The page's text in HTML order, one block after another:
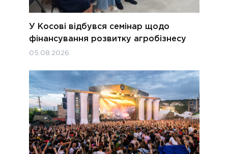
У Косові відбувся семінар щодо
фінансування розвитку агробізнесу
05.08.2026